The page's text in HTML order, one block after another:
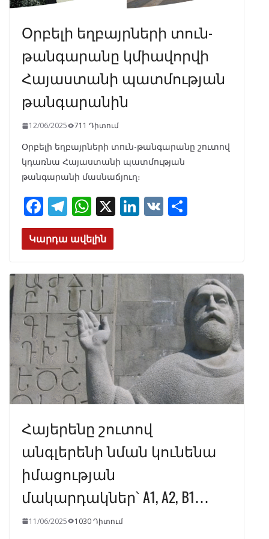
Օրբելի եղբայրների տուն-
թանգարանը կմիավորվի
Հայաստանի պատմության
թանգարանին
12/06/2025 711 Դիտում
Օրբելի եղբայրների տուն-թանգարանը շուտով
կդառնա Հայաստանի պատմության
թանգարանի մասնաճյուղ։
F
ac
e
o
o
k
T
el
e
a
m
W
h
at
A
p
p
X Li
dI
n
V
Կարդա ավելին
Հայերենը շուտով
անգլերենի նման կունենա
իմացության
մակարդակներ՝ A1, A2, B1․․․
11/06/2025 1030 Դիտում